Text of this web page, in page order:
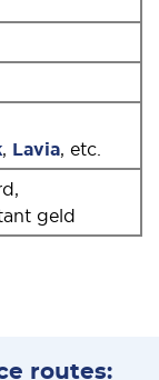
, Lavia, etc.
geld
routes: